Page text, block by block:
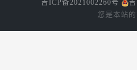
吉ICP备2021002260号
您是本站的